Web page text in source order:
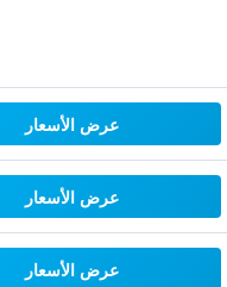
عرض الأسعار
عرض الأسعار
عرض الأسعار